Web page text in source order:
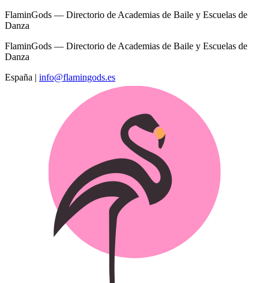
FlaminGods — Directorio de Academias de Baile y Escuelas de
Danza
FlaminGods — Directorio de Academias de Baile y Escuelas de
Danza
España | info@flamingods.es